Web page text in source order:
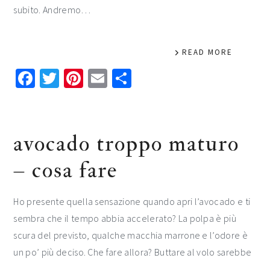
subito. Andremo…
READ MORE
Facebook
Twitter
Pinterest
Email
avocado troppo maturo
– cosa fare​​
Ho presente quella sensazione quando apri l’avocado e ti
sembra che il tempo abbia accelerato? La polpa è più
scura del previsto, qualche macchia marrone e l’odore è
un po’ più deciso. Che fare allora? Buttare al volo sarebbe